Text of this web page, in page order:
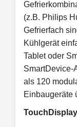
(z.B. Philips
Gefrierfach
Kühlgerät
Tablet oder
SmartDevice-
als 120
Einbaugeräte
TouchDisplay